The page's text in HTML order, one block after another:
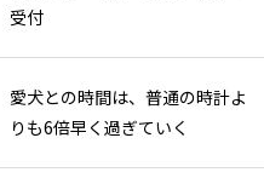
受付
愛犬との時間は、普通の時計よ
りも6倍早く過ぎていく